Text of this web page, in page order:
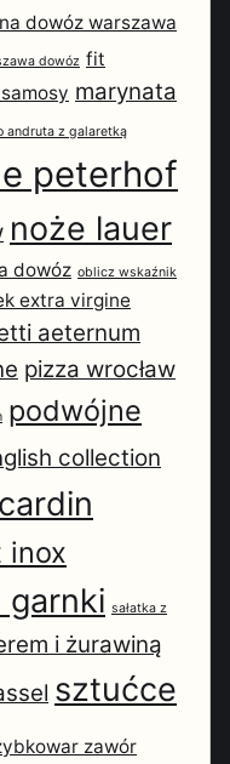
dowóz warszawa
dowóz fit
marynata
andruta z galaretką
peterhof
noże lauer
dowóz oblicz wskaźnik
extra virgine
aeternum
pizza wrocław
podwójne
collection
inox
garnki sałatka z
i żurawiną
sztućce
zawór